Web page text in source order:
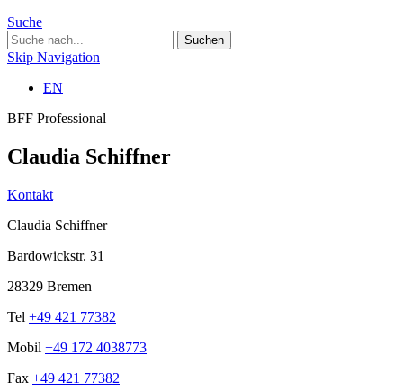
Suche
Skip Navigation
EN
BFF Professional
Claudia Schiffner
Kontakt
Claudia Schiffner
Bardowickstr. 31
28329 Bremen
Tel +49 421 77382
Mobil +49 172 4038773
Fax +49 421 77382